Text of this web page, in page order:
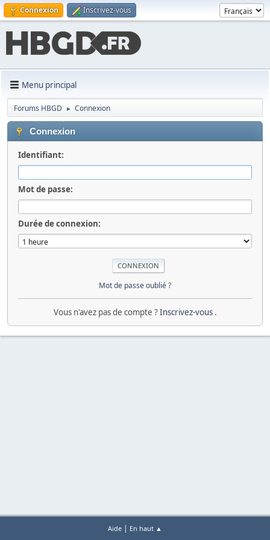
Connexion Inscrivez-vous
Menu principal
Forums HBGD ► Connexion
Connexion
Identifiant:
Mot de passe:
Durée de connexion:
Mot de passe oublié ?
Vous n'avez pas de compte ?Inscrivez-vous .
Aide | En haut ▲